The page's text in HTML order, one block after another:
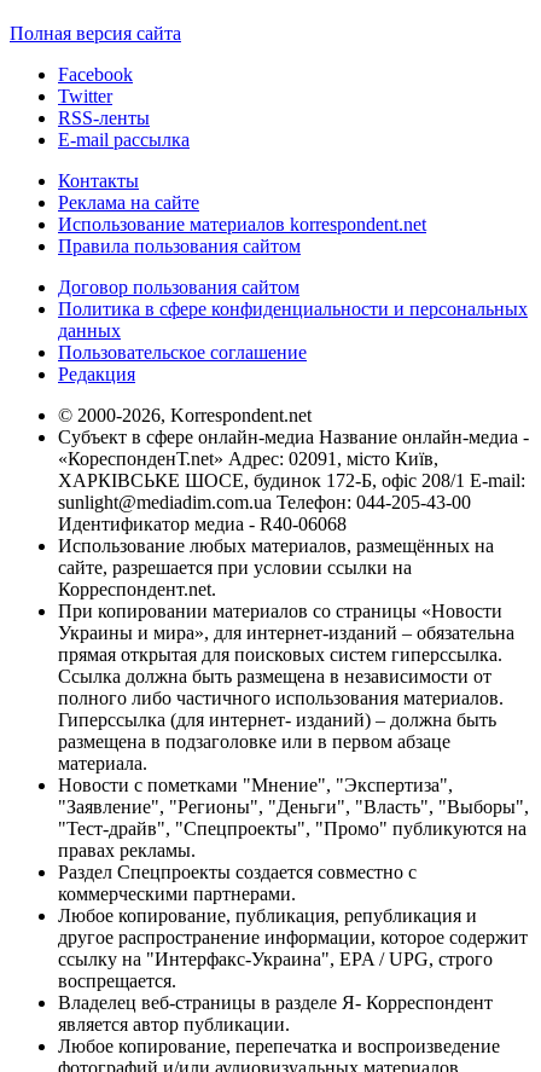
Полная версия сайта
Facebook
Twitter
RSS-ленты
E-mail рассылка
Контакты
Реклама на сайте
Использование материалов korrespondent.net
Правила пользования сайтом
Договор пользования сайтом
Политика в сфере конфиденциальности и персональных
данных
Пользовательское соглашение
Редакция
© 2000-2026, Korrespondent.net
Субъект в сфере онлайн-медиа Название онлайн-медиа -
«КореспонденТ.net» Адрес: 02091, місто Київ,
ХАРКІВСЬКЕ ШОСЕ, будинок 172-Б, офіс 208/1 E-mail:
sunlight@mediadim.com.ua Телефон: 044-205-43-00
Идентификатор медиа - R40-06068
Использование любых материалов, размещённых на
сайте, разрешается при условии ссылки на
Корреспондент.net.
При копировании материалов со страницы «Новости
Украины и мира», для интернет-изданий – обязательна
прямая открытая для поисковых систем гиперссылка.
Ссылка должна быть размещена в независимости от
полного либо частичного использования материалов.
Гиперссылка (для интернет- изданий) – должна быть
размещена в подзаголовке или в первом абзаце
материала.
Новости с пометками "Мнение", "Экспертиза",
"Заявление", "Регионы", "Деньги", "Власть", "Выборы",
"Тест-драйв", "Спецпроекты", "Промо" публикуются на
правах рекламы.
Раздел Спецпроекты создается совместно с
коммерческими партнерами.
Любое копирование, публикация, републикация и
другое распространение информации, которое содержит
ссылку на "Интерфакс-Украина", EPA / UPG, строго
воспрещается.
Владелец веб-страницы в разделе Я- Корреспондент
является автор публикации.
Любое копирование, перепечатка и воспроизведение